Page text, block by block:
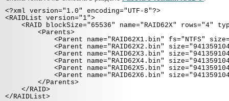
<?xml version="1.0" encoding="UTF-8"?>
<RAIDList version="1">
<RAID blockSize="65536" name="RAID62X" rows="4"
<Parents>
<Parent name="RAID62X1.bin" fs="NTFS"
<Parent name="RAID62X2.bin"
<Parent name="RAID62X3.bin"
<Parent name="RAID62X4.bin"
<Parent name="RAID62X5.bin"
<Parent name="RAID62X6.bin"
</Parents>
</RAID>
</RAIDList>